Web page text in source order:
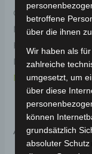
Original-
NEO. Vorderer
Funktionalität
Informationen
Motor 3-Rad
Ähnliche
betroffene
über die ihnen
Wir haben als
zahlreiche
umgesetzt, um
über diese
können
grundsätzlich
absoluter